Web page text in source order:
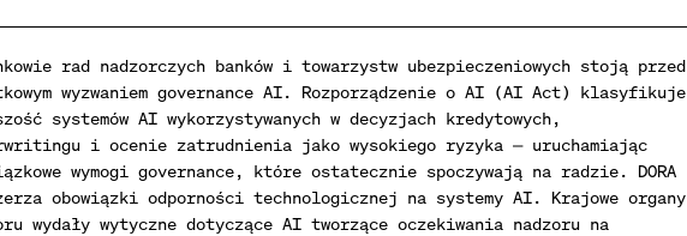
rad nadzorczych banków i towarzystw ubezpieczeniowych stoją przed
wyzwaniem governance AI. Rozporządzenie o AI (AI Act) klasyfikuje
systemów AI wykorzystywanych w decyzjach kredytowych,
i ocenie zatrudnienia jako wysokiego ryzyka — uruchamiając
wymogi governance, które ostatecznie spoczywają na radzie. DORA
obowiązki odporności technologicznej na systemy AI. Krajowe organy
wydały wytyczne dotyczące AI tworzące oczekiwania nadzoru na